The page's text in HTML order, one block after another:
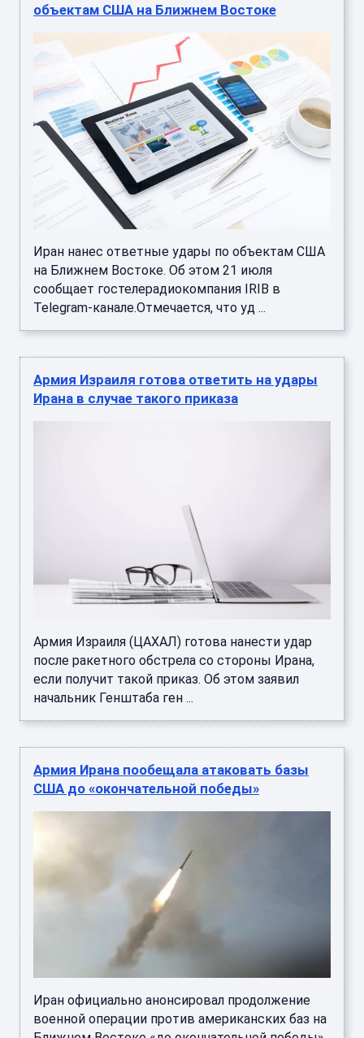
объектам США на Ближнем Востоке
Иран нанес ответные удары по объектам США
на Ближнем Востоке. Об этом 21 июля
сообщает гостелерадиокомпания IRIB в
Telegram-канале.Отмечается, что уд ...
Армия Израиля готова ответить на удары
Ирана в случае такого приказа
Армия Израиля (ЦАХАЛ) готова нанести удар
после ракетного обстрела со стороны Ирана,
если получит такой приказ. Об этом заявил
начальник Генштаба ген ...
Армия Ирана пообещала атаковать базы
США до «окончательной победы»
Иран официально анонсировал продолжение
военной операции против американских баз на